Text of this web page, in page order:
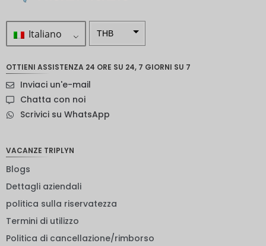
Italiano THB
neozelan
euro
rupia
indiana
OTTIENI ASSISTENZA 24 ORE SU 24, 7 GIORNI SU 7
Inviaci un'e-mail
Chatta con noi
Scrivici su WhatsApp
VACANZE TRIPLYN
Blogs
Dettagli aziendali
politica sulla riservatezza
Termini di utilizzo
Politica di cancellazione/rimborso